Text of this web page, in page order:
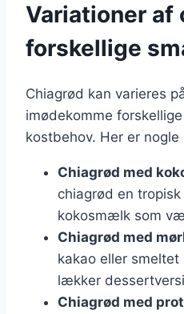
Variationer af
forskellige
Chiagrød kan varieres
imødekomme
kostbehov. Her er
Chiagrød med
chiagrød en
kokosmælk som
Chiagrød med
kakao eller
lækker
Chiagrød med